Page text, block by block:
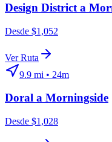
Design District a
Desde $1,052
Ver Ruta
9.9 mi • 24m
Doral a Morningside
Desde $1,028